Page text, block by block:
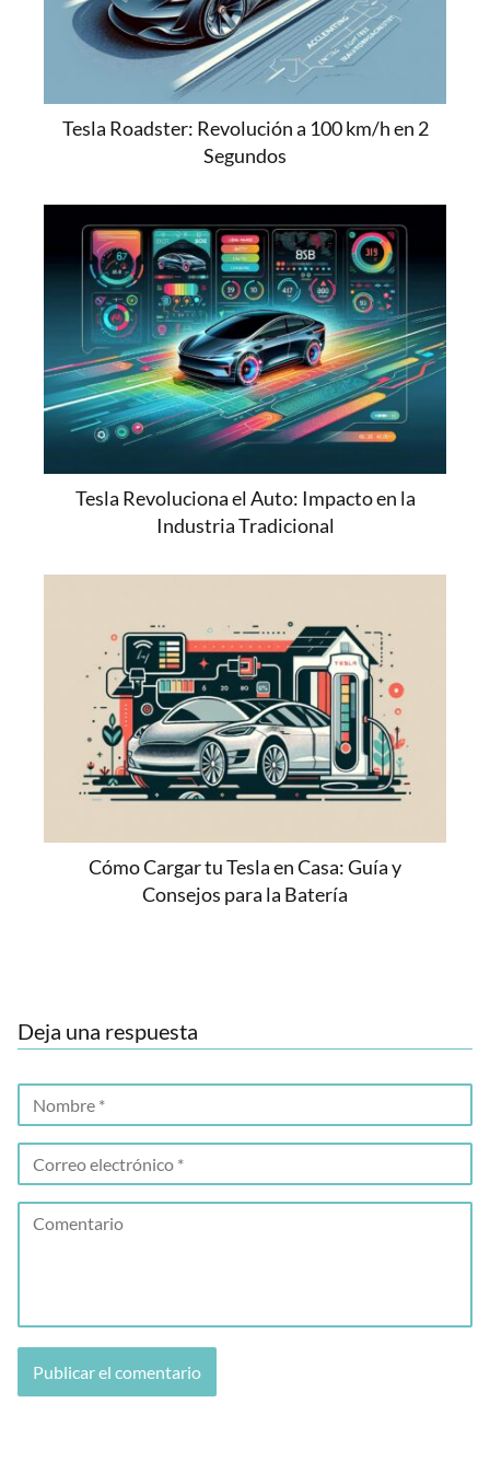
Tesla Roadster: Revolución a 100 km/h en 2
Segundos
Tesla Revoluciona el Auto: Impacto en la
Industria Tradicional
Cómo Cargar tu Tesla en Casa: Guía y
Consejos para la Batería
Deja una respuesta